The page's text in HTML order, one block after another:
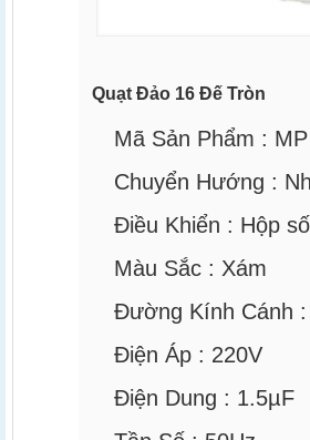
Quạt Đảo 16 Đế Tròn
Mã Sản Phẩm :
Chuyển Hướng :
Điều Khiển : Hộp
Màu Sắc : Xám
Đường Kính Cánh :
Điện Áp : 220V
Điện Dung : 1.5µF